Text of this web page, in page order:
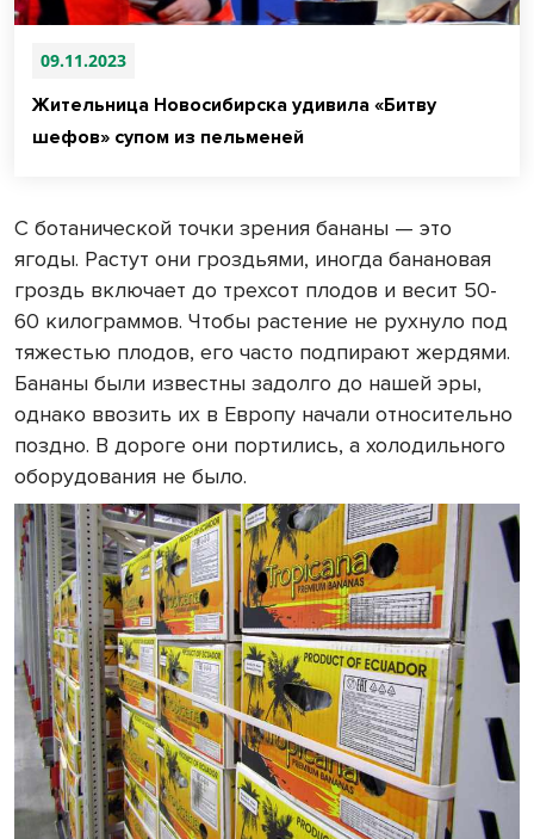
09.11.2023
Жительница Новосибирска удивила «Битву
шефов» супом из пельменей
С ботанической точки зрения бананы — это
ягоды. Растут они гроздьями, иногда банановая
гроздь включает до трехсот плодов и весит 50-
60 килограммов. Чтобы растение не рухнуло под
тяжестью плодов, его часто подпирают жердями.
Бананы были известны задолго до нашей эры,
однако ввозить их в Европу начали относительно
поздно. В дороге они портились, а холодильного
оборудования не было.